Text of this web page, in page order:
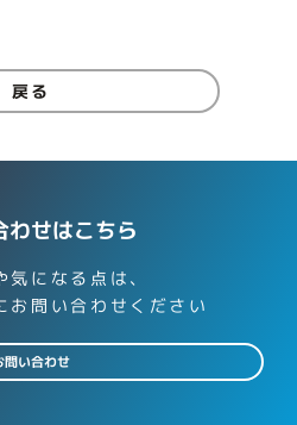
戻る
わせはこちら
気になる点は、
お問い合わせください
問い合わせ